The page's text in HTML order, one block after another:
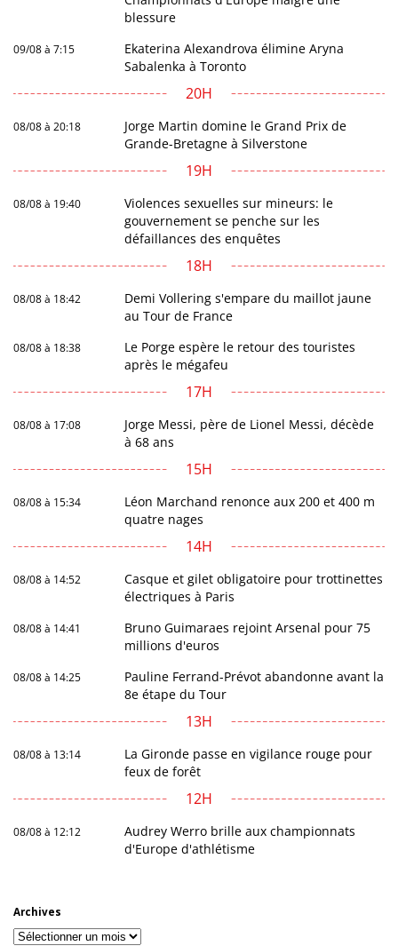
blessure
09/08 à 7:15
Ekaterina Alexandrova élimine Aryna
Sabalenka à Toronto
20H
08/08 à 20:18
Jorge Martin domine le Grand Prix de
Grande-Bretagne à Silverstone
19H
08/08 à 19:40
Violences sexuelles sur mineurs: le
gouvernement se penche sur les
défaillances des enquêtes
18H
08/08 à 18:42
Demi Vollering s'empare du maillot jaune
au Tour de France
08/08 à 18:38
Le Porge espère le retour des touristes
après le mégafeu
17H
08/08 à 17:08
Jorge Messi, père de Lionel Messi, décède
à 68 ans
15H
08/08 à 15:34
Léon Marchand renonce aux 200 et 400 m
quatre nages
14H
08/08 à 14:52
Casque et gilet obligatoire pour trottinettes
électriques à Paris
08/08 à 14:41
Bruno Guimaraes rejoint Arsenal pour 75
millions d'euros
08/08 à 14:25
Pauline Ferrand-Prévot abandonne avant la
8e étape du Tour
13H
08/08 à 13:14
La Gironde passe en vigilance rouge pour
feux de forêt
12H
08/08 à 12:12
Audrey Werro brille aux championnats
d'Europe d'athlétisme
Archives
Archives